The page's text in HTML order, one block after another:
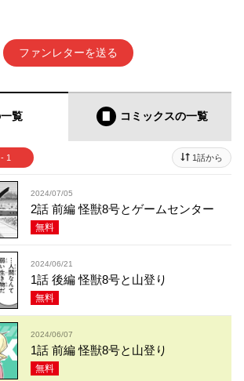
ファンレターを送る
覧 コミックスの一覧
1 1話から
2024/07/05
2話 前編 怪獣8号とゲームセンター
無料
2024/06/21
1話 後編 怪獣8号と山登り
無料
2024/06/07
1話 前編 怪獣8号と山登り
無料